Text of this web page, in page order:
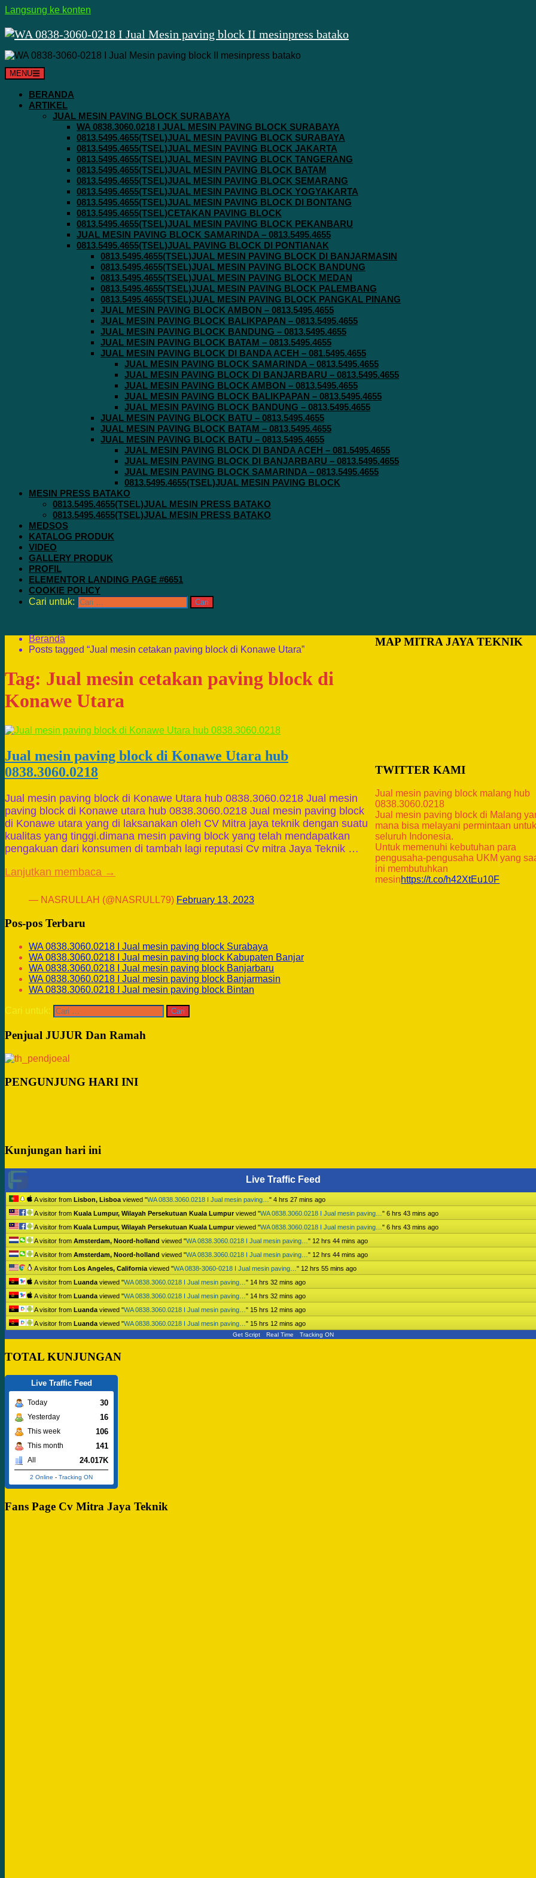
Langsung ke konten
MENU
BERANDA
ARTIKEL
JUAL MESIN PAVING BLOCK SURABAYA
WA 0838.3060.0218 I JUAL MESIN PAVING BLOCK SURABAYA
0813.5495.4655(TSEL)JUAL MESIN PAVING BLOCK SURABAYA
0813.5495.4655(TSEL)JUAL MESIN PAVING BLOCK JAKARTA
0813.5495.4655(TSEL)JUAL MESIN PAVING BLOCK TANGERANG
0813.5495.4655(TSEL)JUAL MESIN PAVING BLOCK BATAM
0813.5495.4655(TSEL)JUAL MESIN PAVING BLOCK SEMARANG
0813.5495.4655(TSEL)JUAL MESIN PAVING BLOCK YOGYAKARTA
0813.5495.4655(TSEL)JUAL MESIN PAVING BLOCK DI BONTANG
0813.5495.4655(TSEL)CETAKAN PAVING BLOCK
0813.5495.4655(TSEL)JUAL MESIN PAVING BLOCK PEKANBARU
JUAL MESIN PAVING BLOCK SAMARINDA – 0813.5495.4655
0813.5495.4655(TSEL)JUAL PAVING BLOCK DI PONTIANAK
0813.5495.4655(TSEL)JUAL MESIN PAVING BLOCK DI BANJARMASIN
0813.5495.4655(TSEL)JUAL MESIN PAVING BLOCK BANDUNG
0813.5495.4655(TSEL)JUAL MESIN PAVING BLOCK MEDAN
0813.5495.4655(TSEL)JUAL MESIN PAVING BLOCK PALEMBANG
0813.5495.4655(TSEL)JUAL MESIN PAVING BLOCK PANGKAL PINANG
JUAL MESIN PAVING BLOCK AMBON – 0813.5495.4655
JUAL MESIN PAVING BLOCK BALIKPAPAN – 0813.5495.4655
JUAL MESIN PAVING BLOCK BANDUNG – 0813.5495.4655
JUAL MESIN PAVING BLOCK BATAM – 0813.5495.4655
JUAL MESIN PAVING BLOCK DI BANDA ACEH – 081.5495.4655
JUAL MESIN PAVING BLOCK SAMARINDA – 0813.5495.4655
JUAL MESIN PAVING BLOCK DI BANJARBARU – 0813.5495.4655
JUAL MESIN PAVING BLOCK AMBON – 0813.5495.4655
JUAL MESIN PAVING BLOCK BALIKPAPAN – 0813.5495.4655
JUAL MESIN PAVING BLOCK BANDUNG – 0813.5495.4655
JUAL MESIN PAVING BLOCK BATU – 0813.5495.4655
JUAL MESIN PAVING BLOCK BATAM – 0813.5495.4655
JUAL MESIN PAVING BLOCK BATU – 0813.5495.4655
JUAL MESIN PAVING BLOCK DI BANDA ACEH – 081.5495.4655
JUAL MESIN PAVING BLOCK DI BANJARBARU – 0813.5495.4655
JUAL MESIN PAVING BLOCK SAMARINDA – 0813.5495.4655
0813.5495.4655(TSEL)JUAL MESIN PAVING BLOCK
MESIN PRESS BATAKO
0813.5495.4655(TSEL)JUAL MESIN PRESS BATAKO
0813.5495.4655(TSEL)JUAL MESIN PRESS BATAKO
MEDSOS
KATALOG PRODUK
VIDEO
GALLERY PRODUK
PROFIL
ELEMENTOR LANDING PAGE #6651
COOKIE POLICY
Cari untuk:
Beranda
Posts tagged “Jual mesin cetakan paving block di Konawe Utara”
Tag: Jual mesin cetakan paving block di
Konawe Utara
Jual mesin paving block di Konawe Utara hub
0838.3060.0218
Jual mesin paving block di Konawe Utara hub 0838.3060.0218 Jual mesin
paving block di Konawe utara hub 0838.3060.0218 Jual mesin paving block
di Konawe utara yang di laksanakan oleh CV Mitra jaya teknik dengan suatu
kualitas yang tinggi.dimana mesin paving block yang telah mendapatkan
pengakuan dari konsumen di tambah lagi reputasi Cv mitra Jaya Teknik …
Lanjutkan membaca →
MAP MITRA JAYA TEKNIK
TWITTER KAMI
Jual mesin paving block malang hub
0838.3060.0218
Jual mesin paving block di Malang
mana bisa melayani permintaan untuk
seluruh Indonesia.
Untuk memenuhi kebutuhan para
pengusaha-pengusaha UKM yang
ini membutuhkan
mesinhttps://t.co/h42XtEu10F
— NASRULLAH (@NASRULL79) February 13, 2023
Pos-pos Terbaru
WA 0838.3060.0218 I Jual mesin paving block Surabaya
WA 0838.3060.0218 I Jual mesin paving block Kabupaten Banjar
WA 0838.3060.0218 I Jual mesin paving block Banjarbaru
WA 0838.3060.0218 I Jual mesin paving block Banjarmasin
WA 0838.3060.0218 I Jual mesin paving block Bintan
Cari untuk:
Penjual JUJUR Dan Ramah
PENGUNJUNG HARI INI
Kunjungan hari ini
Live Traffic Feed
A visitor from Lisbon, Lisboa viewed "WA 0838.3060.0218 I Jual mesin paving… " 4 hrs 27 mins ago
A visitor from Kuala Lumpur, Wilayah Persekutuan Kuala Lumpurviewed "WA 0838.3060.0218 I Jual mesin paving… " 6 hrs 43 mins ago
A visitor from Kuala Lumpur, Wilayah Persekutuan Kuala Lumpurviewed "WA 0838.3060.0218 I Jual mesin paving… " 6 hrs 43 mins ago
A visitor from Amsterdam, Noord-holland viewed "WA 0838.3060.0218 I Jual mesin paving… " 12 hrs 44 mins ago
A visitor from Amsterdam, Noord-holland viewed "WA 0838.3060.0218 I Jual mesin paving… " 12 hrs 44 mins ago
A visitor from Los Angeles, California viewed "WA 0838-3060-0218 I Jual mesin paving… " 12 hrs 55 mins ago
A visitor from Luanda viewed "WA 0838.3060.0218 I Jual mesin paving… " 14 hrs 32 mins ago
A visitor from Luanda viewed "WA 0838.3060.0218 I Jual mesin paving… " 14 hrs 32 mins ago
A visitor from Luanda viewed "WA 0838.3060.0218 I Jual mesin paving… " 15 hrs 12 mins ago
A visitor from Luanda viewed "WA 0838.3060.0218 I Jual mesin paving… " 15 hrs 12 mins ago
Get Script Real Time Tracking ON
TOTAL KUNJUNGAN
Live Traffic Feed
Today 30
Yesterday 16
This week 106
This month 141
All 24.017K
2 Online - Tracking ON
Fans Page Cv Mitra Jaya Teknik